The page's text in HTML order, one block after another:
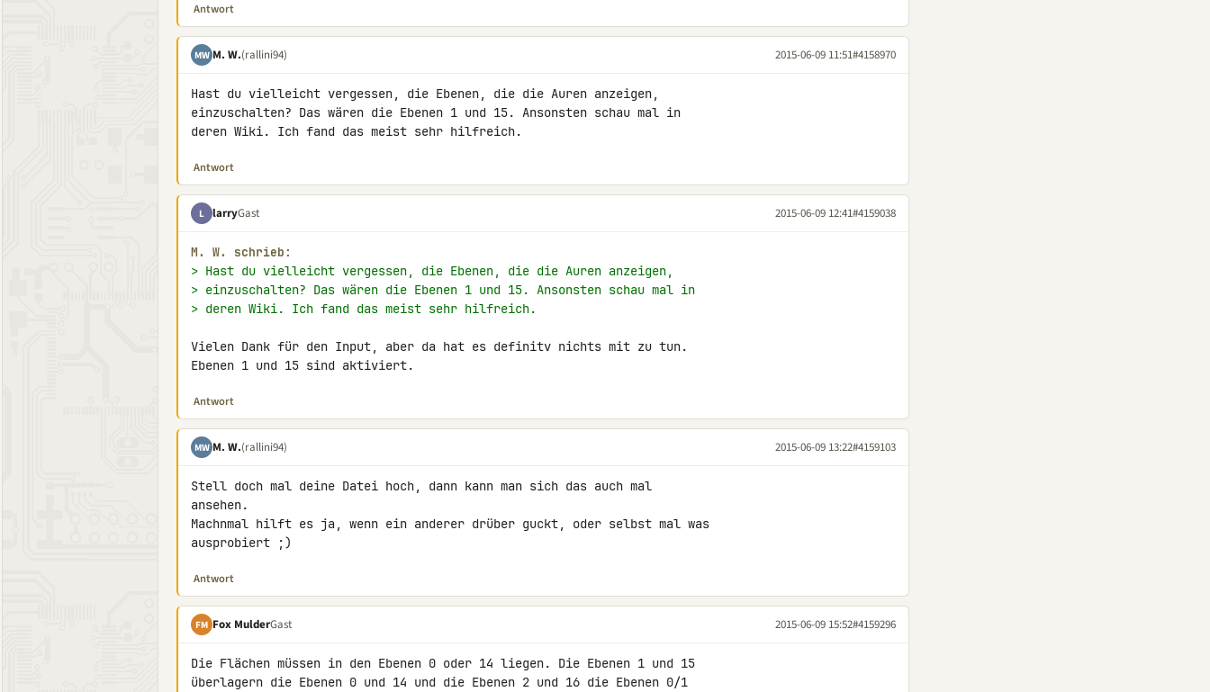
Antwort
MW M. W.(rallini94) 2015-06-09 11:51#4158970
Hast du vielleicht vergessen, die Ebenen, die die Auren anzeigen,
einzuschalten? Das wären die Ebenen 1 und 15. Ansonsten schau mal in
deren Wiki. Ich fand das meist sehr hilfreich.
Antwort
L larryGast 2015-06-09 12:41#4159038
M. W. schrieb:
> Hast du vielleicht vergessen, die Ebenen, die die Auren anzeigen,
> einzuschalten? Das wären die Ebenen 1 und 15. Ansonsten schau mal in
> deren Wiki. Ich fand das meist sehr hilfreich.
Vielen Dank für den Input, aber da hat es definitv nichts mit zu tun.
Ebenen 1 und 15 sind aktiviert.
Antwort
MW M. W.(rallini94) 2015-06-09 13:22#4159103
Stell doch mal deine Datei hoch, dann kann man sich das auch mal
ansehen.
Machnmal hilft es ja, wenn ein anderer drüber guckt, oder selbst mal was
ausprobiert ;)
Antwort
FM Fox MulderGast 2015-06-09 15:52#4159296
Die Flächen müssen in den Ebenen 0 oder 14 liegen. Die Ebenen 1 und 15
überlagern die Ebenen 0 und 14 und die Ebenen 2 und 16 die Ebenen 0/1